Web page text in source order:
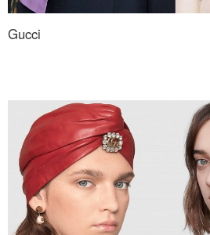
Gucci